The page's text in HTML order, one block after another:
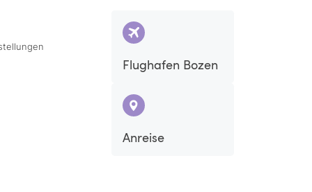
Flughafen Bozen
Anreise